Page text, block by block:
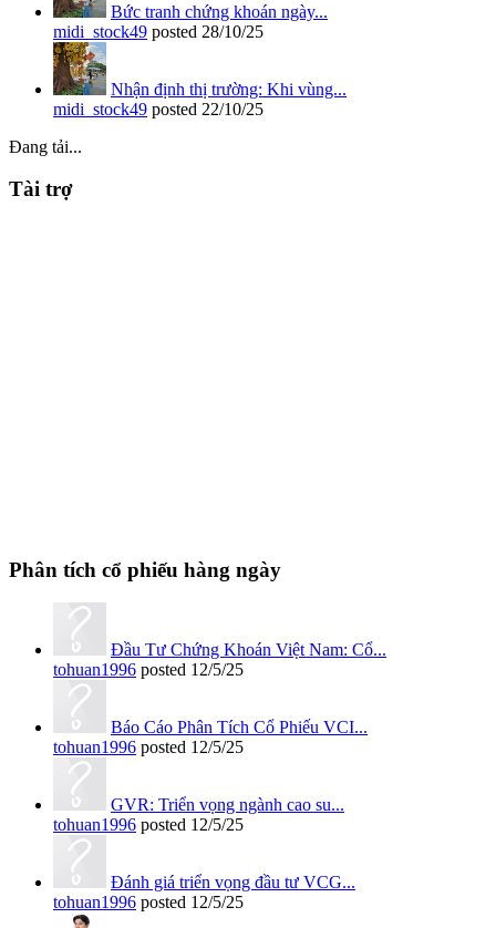
Bức tranh chứng khoán ngày...
midi_stock49 posted 28/10/25
Nhận định thị trường: Khi vùng...
midi_stock49 posted 22/10/25
Đang tải...
Tài trợ
Phân tích cổ phiếu hàng ngày
Đầu Tư Chứng Khoán Việt Nam: Cổ...
tohuan1996 posted 12/5/25
Báo Cáo Phân Tích Cổ Phiếu VCI...
tohuan1996 posted 12/5/25
GVR: Triển vọng ngành cao su...
tohuan1996 posted 12/5/25
Đánh giá triển vọng đầu tư VCG...
tohuan1996 posted 12/5/25